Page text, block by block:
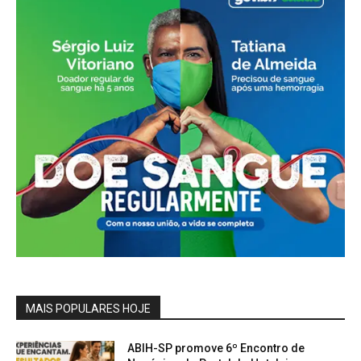
MAIS POPULARES HOJE
ABIH-SP promove 6º Encontro de